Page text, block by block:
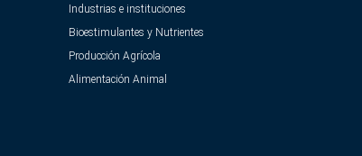
Industrias e instituciones
Bioestimulantes y Nutrientes
Producción Agrícola
Alimentación Animal